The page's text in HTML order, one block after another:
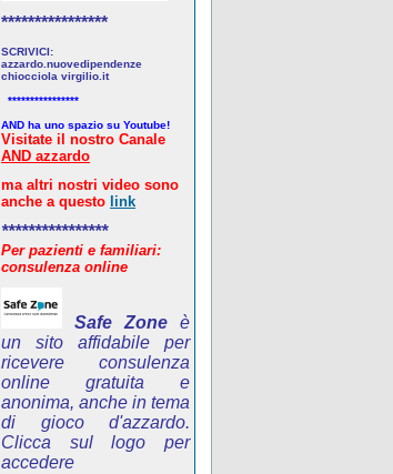
****************
SCRIVICI:
azzardo.nuovedipendenze
chiocciola virgilio.it
****************
AND ha uno spazio su Youtube!
Visitate il nostro Canale
AND azzardo
ma altri nostri video sono
anche a questo link
****************
Per pazienti e familiari:
consulenza online
Safe Zone è
un sito affidabile per
ricevere consulenza
online gratuita e
anonima, anche in tema
di gioco d'azzardo.
Clicca sul logo per
accedere